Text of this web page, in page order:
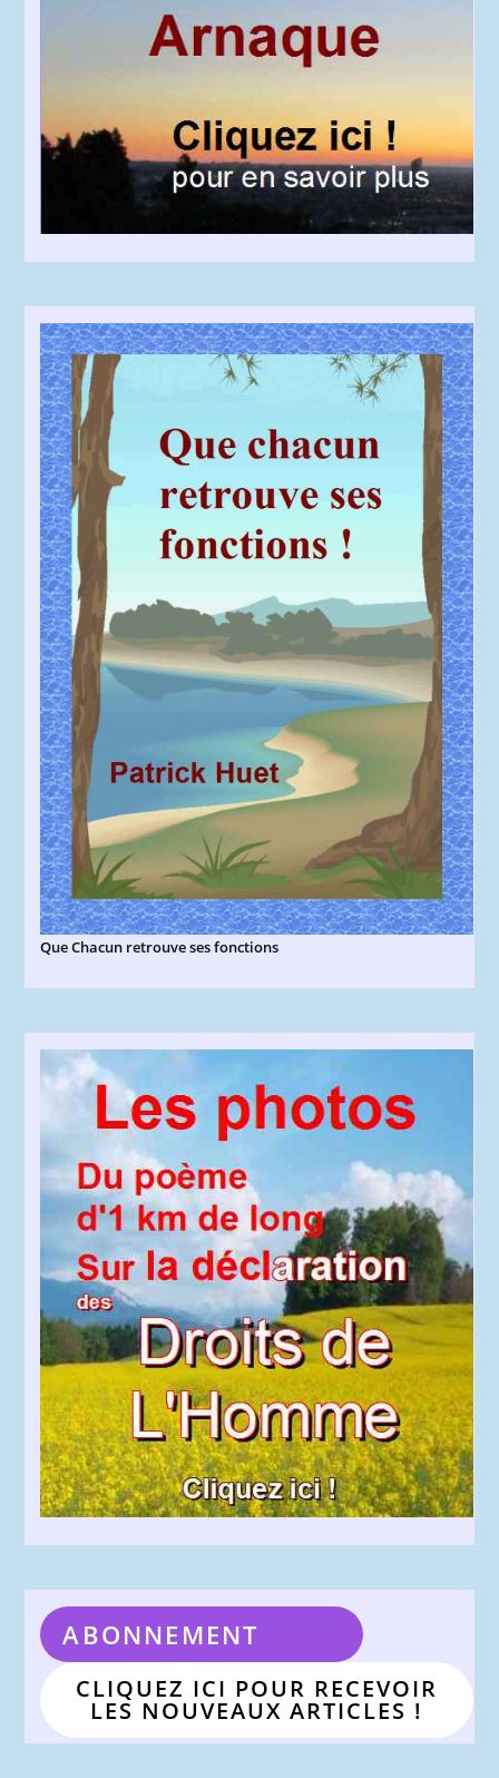
Que Chacun retrouve ses fonctions
ABONNEMENT
CLIQUEZ ICI POUR RECEVOIR
LES NOUVEAUX ARTICLES !